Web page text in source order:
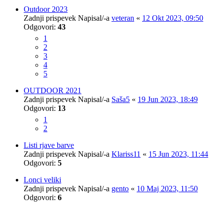
Outdoor 2023
Zadnji prispevek Napisal/-a veteran « 12 Okt 2023, 09:50
Odgovori: 43
1
2
3
4
5
OUTDOOR 2021
Zadnji prispevek Napisal/-a Saša5 « 19 Jun 2023, 18:49
Odgovori: 13
1
2
Listi rjave barve
Zadnji prispevek Napisal/-a Klariss11 « 15 Jun 2023, 11:44
Odgovori: 5
Lonci veliki
Zadnji prispevek Napisal/-a gento « 10 Maj 2023, 11:50
Odgovori: 6